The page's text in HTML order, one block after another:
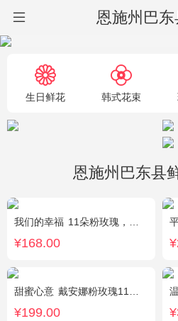
恩施州巴
生日鲜花 韩式花束
恩施州巴东县
我们的幸福 11朵粉玫瑰，银叶菊，尤加利搭配
¥168.00
甜蜜心意 戴安娜粉玫瑰11枝，浅紫勿忘我、尤加利搭配
¥199.00